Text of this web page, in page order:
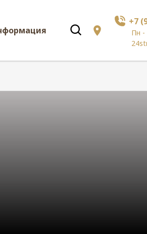
+7
Пн -